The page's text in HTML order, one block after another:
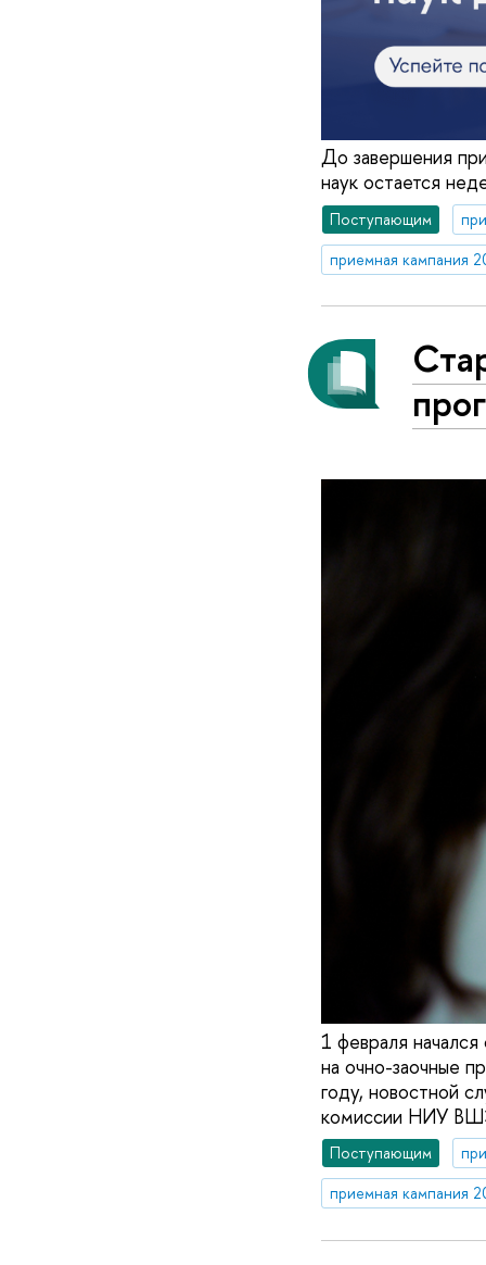
До завершения
наук остается
Поступающим
приемная кампания
1 февраля
на очно-заочные
году, новостной
комиссии НИУ
Поступающим
приемная кампания